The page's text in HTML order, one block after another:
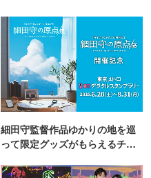
細田守監督作品ゆかりの地を巡
って限定グッズがもらえるチャ